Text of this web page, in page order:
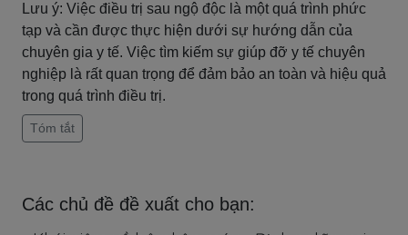
Lưu ý: Việc điều trị sau ngộ độc là một quá trình phức
tạp và cần được thực hiện dưới sự hướng dẫn của
chuyên gia y tế. Việc tìm kiếm sự giúp đỡ y tế chuyên
nghiệp là rất quan trọng để đảm bảo an toàn và hiệu quả
trong quá trình điều trị.
Tóm tắt
Các chủ đề đề xuất cho bạn: